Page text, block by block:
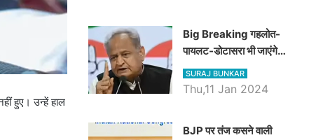
हुए। उन्हें हाल
Big Breaking गहलोत-
पायलट-डोटासरा भी जाएंगे
अयोध्या, करेंगे रामलला के दर्शन
SURAJ BUNKAR
Thu,11 Jan 2024
BJP पर तंज कसने वाली